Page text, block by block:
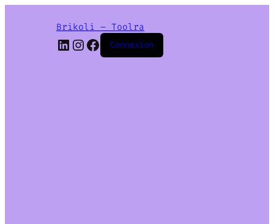
Brikoli – Toolra
LinkedIn
Instagram
Facebook
Connexion